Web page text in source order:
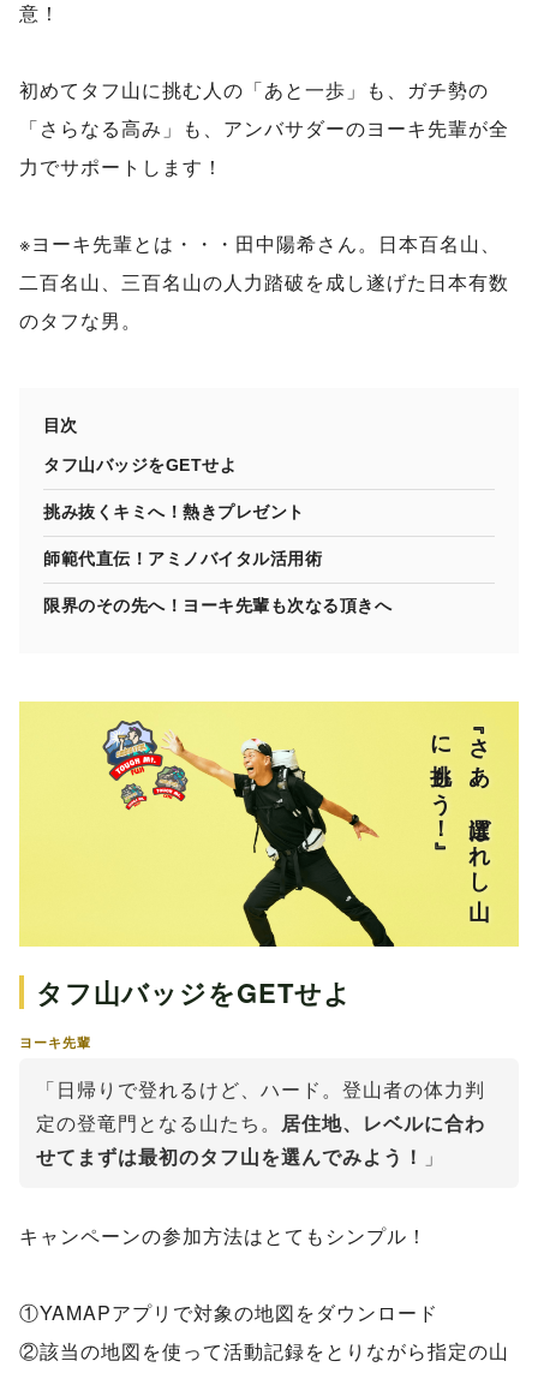
意！
初めてタフ山に挑む人の「あと一歩」も、ガチ勢の
「さらなる高み」も、アンバサダーのヨーキ先輩が全
力でサポートします！
※ヨーキ先輩とは・・・田中陽希さん。日本百名山、
二百名山、三百名山の人力踏破を成し遂げた日本有数
のタフな男。
目次
タフ山バッジをGETせよ
挑み抜くキミへ！熱きプレゼント
師範代直伝！アミノバイタル活用術
限界のその先へ！ヨーキ先輩も次なる頂きへ
『さ
あ
、
選ば
れ
し
山
に
挑も
う
！
』
タフ山バッジをGETせよ
ヨーキ先輩
「日帰りで登れるけど、ハード。登山者の体力判
定の登竜門となる山たち。 居住地、レベルに合わ
せてまずは最初のタフ山を選んでみよう！ 」
キャンペーンの参加方法はとてもシンプル！
①YAMAPアプリで対象の地図をダウンロード
②該当の地図を使って活動記録をとりながら指定の山